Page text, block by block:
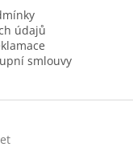
údajů
smlouvy